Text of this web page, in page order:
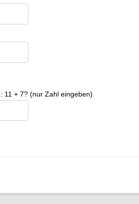
11 + 7? (nur Zahl eingeben)